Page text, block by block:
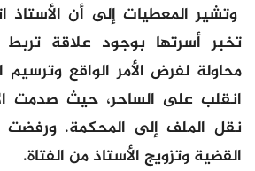
وتشير المعطيات إلى أن
تخبر أسرتها بوجود علاقة
محاولة لفرض الأمر الواقع وترسيم
انقلب على الساحر، حيث صدمت
نقل الملف إلى المحكمة.
القضية وتزويج الأستاذ من الفتاة.